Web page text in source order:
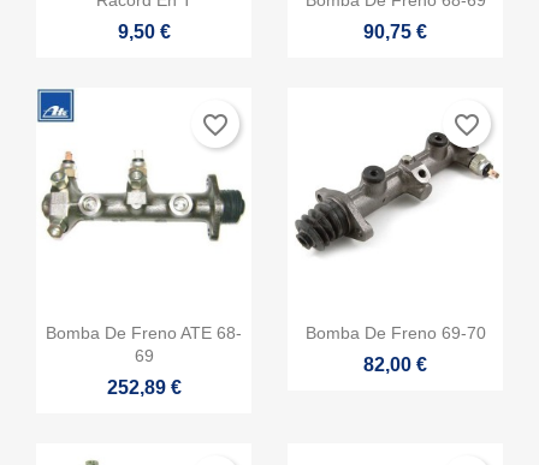
9,50 € 90,75 €
 Vista rápida
Bomba De Freno ATE 68-
69
252,89 €
favorite_border
Vista rápida
Bomba De Freno 69-70
82,00 €
favorite_border